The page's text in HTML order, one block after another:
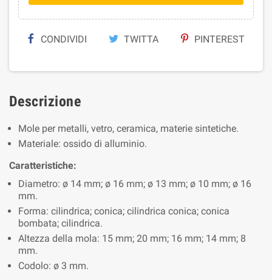
CONDIVIDI TWITTA PINTEREST
Descrizione
Mole per metalli, vetro, ceramica, materie sintetiche.
Materiale: ossido di alluminio.
Caratteristiche:
Diametro: ø 14 mm; ø 16 mm; ø 13 mm; ø 10 mm; ø 16
mm.
Forma: cilindrica; conica; cilindrica conica; conica
bombata; cilindrica.
Altezza della mola: 15 mm; 20 mm; 16 mm; 14 mm; 8
mm.
Codolo: ø 3 mm.